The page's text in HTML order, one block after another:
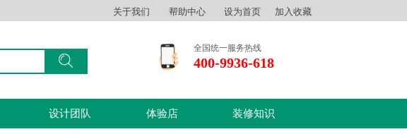
帮助中心
关于我们 设为首页 加入收藏
全国统一服务热线
400-9936-618
按钮文本
搜索
设计团队 体验店 装修知识